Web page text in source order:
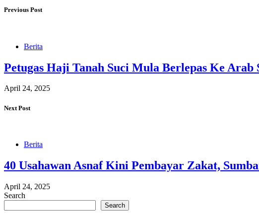
Previous Post
Berita
Petugas Haji Tanah Suci Mula Berlepas Ke Arab
April 24, 2025
Next Post
Berita
40 Usahawan Asnaf Kini Pembayar Zakat,
April 24, 2025
Search
Search